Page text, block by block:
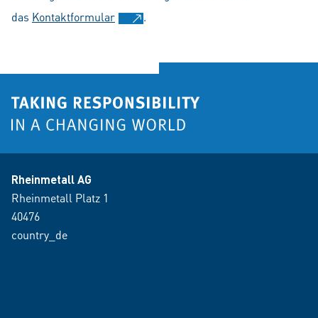
das Kontaktformular .
Rheinmetall AG
Rheinmetall Platz 1
40476
country_de